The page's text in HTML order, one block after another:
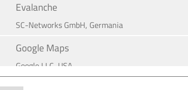
Evalanche
SC-Networks GmbH, Germania
Google Maps
Google LLC, USA